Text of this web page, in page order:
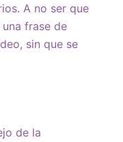
A no ser que
frase de
sin que se
de la